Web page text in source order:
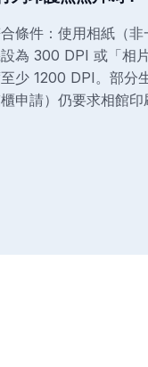
條件：使用相紙（非
為 300 DPI 或「相
少 1200 DPI。部分
櫃申請）仍要求相館